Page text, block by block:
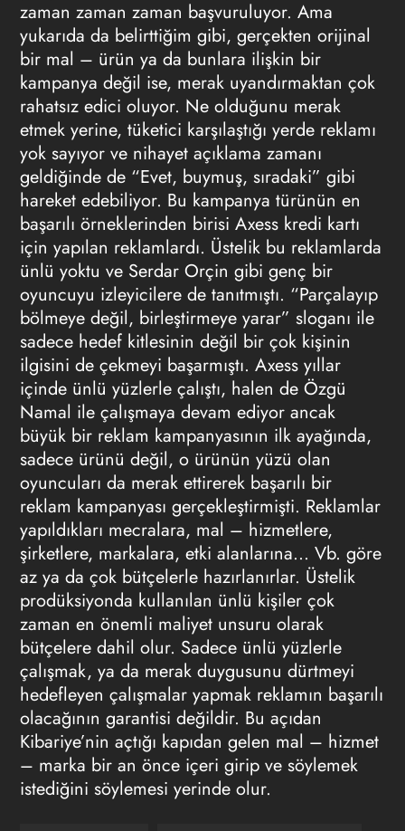
zaman zaman zaman başvuruluyor. Ama
yukarıda da belirttiğim gibi, gerçekten orijinal
bir mal – ürün ya da bunlara ilişkin bir
kampanya değil ise, merak uyandırmaktan çok
rahatsız edici oluyor. Ne olduğunu merak
etmek yerine, tüketici karşılaştığı yerde reklamı
yok sayıyor ve nihayet açıklama zamanı
geldiğinde de “Evet, buymuş, sıradaki” gibi
hareket edebiliyor. Bu kampanya türünün en
başarılı örneklerinden birisi Axess kredi kartı
için yapılan reklamlardı. Üstelik bu reklamlarda
ünlü yoktu ve Serdar Orçin gibi genç bir
oyuncuyu izleyicilere de tanıtmıştı. “Parçalayıp
bölmeye değil, birleştirmeye yarar” sloganı ile
sadece hedef kitlesinin değil bir çok kişinin
ilgisini de çekmeyi başarmıştı. Axess yıllar
içinde ünlü yüzlerle çalıştı, halen de Özgü
Namal ile çalışmaya devam ediyor ancak
büyük bir reklam kampanyasının ilk ayağında,
sadece ürünü değil, o ürünün yüzü olan
oyuncuları da merak ettirerek başarılı bir
reklam kampanyası gerçekleştirmişti. Reklamlar
yapıldıkları mecralara, mal – hizmetlere,
şirketlere, markalara, etki alanlarına… Vb. göre
az ya da çok bütçelerle hazırlanırlar. Üstelik
prodüksiyonda kullanılan ünlü kişiler çok
zaman en önemli maliyet unsuru olarak
bütçelere dahil olur. Sadece ünlü yüzlerle
çalışmak, ya da merak duygusunu dürtmeyi
hedefleyen çalışmalar yapmak reklamın başarılı
olacağının garantisi değildir. Bu açıdan
Kibariye’nin açtığı kapıdan gelen mal – hizmet
– marka bir an önce içeri girip ve söylemek
istediğini söylemesi yerinde olur.